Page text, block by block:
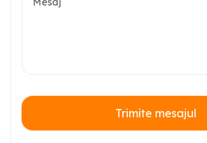
Trimite mesajul